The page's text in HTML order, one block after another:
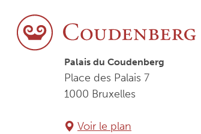
Palais du Coudenberg
Place des Palais 7
1000 Bruxelles
Voir le plan